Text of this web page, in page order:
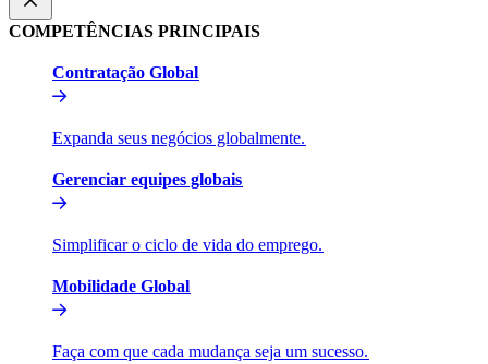
COMPETÊNCIAS PRINCIPAIS​​
Contratação Global​​
Expanda seus negócios globalmente.​​
Gerenciar equipes globais​​
Simplificar o ciclo de vida do emprego.​​
Mobilidade Global​​
Faça com que cada mudança seja um sucesso.​​